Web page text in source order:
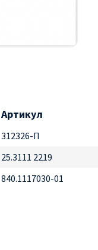
Артикул
312326-П
25.3111 2219
840.1117030-01